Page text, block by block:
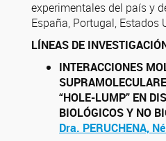
experimentales del país y
España, Portugal, Estados
LÍNEAS DE
INTERACCIONES
“HOLE-LUMP” EN
BIOLÓGICOS Y NO
Dra. PERUCHENA,